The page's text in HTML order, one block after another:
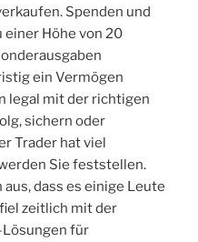
Spenden und
Höhe von 20
ein Vermögen
legal mit der richtigen
sichern oder
Trader hat viel
Sie feststellen.
dass es einige Leute
zeitlich mit der
für